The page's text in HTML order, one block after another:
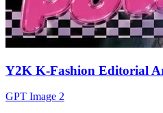
Y2K K-Fashion Editorial
GPT Image 2